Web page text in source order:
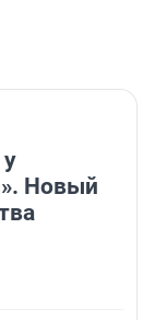
Новый